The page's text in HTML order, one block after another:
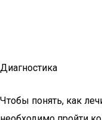
Диагностика
Чтобы понять, как